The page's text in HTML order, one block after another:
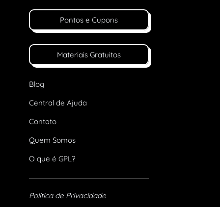
Pontos e Cupons
Materiais Gratuitos
Blog
Central de Ajuda
Contato
Quem Somos
O que é GPL?
Política de Privacidade